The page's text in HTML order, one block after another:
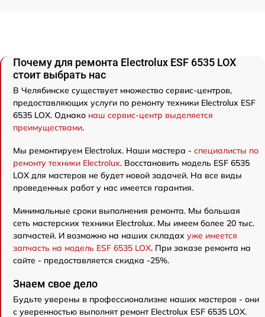
Почему для ремонта Electrolux ESF 6535 LOX
стоит выбрать нас
В Челябинске существует множество сервис-центров,
предоставляющих услуги по ремонту техники Electrolux ESF
6535 LOX. Однако наш сервис-центр выделяется
преимуществами.
Мы ремонтируем Electrolux. Наши мастера - специалисты по
ремонту техники Electrolux. Восстановить модель ESF 6535
LOX для мастеров не будет новой задачей. На все виды
проведенных работ у нас имеется гарантия.
Минимальные сроки выполнения ремонта. Мы большая
сеть мастерских техники Electrolux. Мы имеем более 20 тыс.
запчастей. И возможно на наших складах уже имеется
запчасть на модель ESF 6535 LOX. При заказе ремонта на
сайте - предоставляется скидка -25%.
Знаем свое дело
Будьте уверены в профессионализме наших мастеров - они
с уверенностью выполнят ремонт Electrolux ESF 6535 LOX.